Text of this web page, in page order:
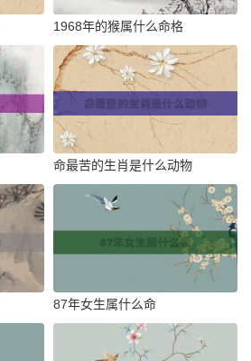
1968年的猴属什么命格
命最苦的生肖是什么动物
87年女生属什么命